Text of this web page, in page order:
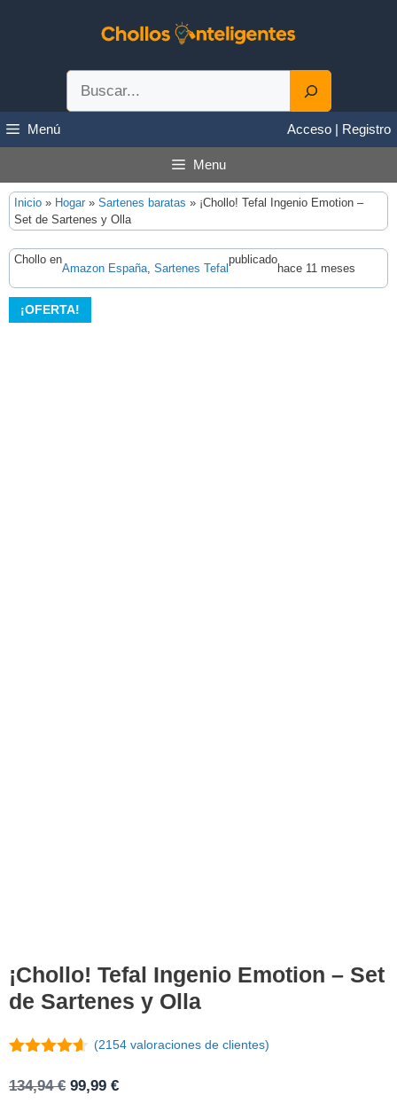
Menú Acceso | Registro
Menu
Inicio » Hogar » Sartenes baratas » ¡Chollo! Tefal Ingenio Emotion –
Set de Sartenes y Olla
Chollo en
Amazon España Sartenes Tefal
publicado
hace 11 meses
¡OFERTA!
¡Chollo! Tefal Ingenio Emotion – Set
de Sartenes y Olla
(2154valoraciones de clientes)
134,94€ El
99,99 €El